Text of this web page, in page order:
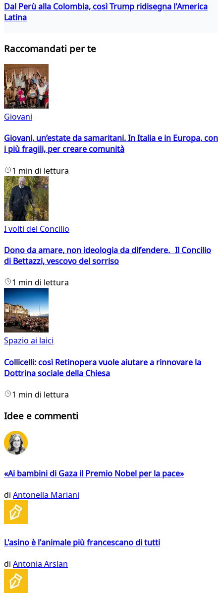
Dal Perù alla Colombia, così Trump ridisegna l'America
Latina
Raccomandati per te
Giovani
Giovani, un’estate da samaritani. In Italia e in Europa, con
i più fragili, per creare comunità
1 min di lettura
I volti del Concilio
Dono da amare, non ideologia da difendere. Il Concilio
di Bettazzi, vescovo del sorriso
1 min di lettura
Spazio ai laici
Collicelli: così Retinopera vuole aiutare a rinnovare la
Dottrina sociale della Chiesa
1 min di lettura
Idee e commenti
«Ai bambini di Gaza il Premio Nobel per la pace»
di Antonella Mariani
L'asino è l'animale più francescano di tutti
di Antonia Arslan